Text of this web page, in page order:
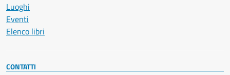
Luoghi
Eventi
Elenco libri
CONTATTI